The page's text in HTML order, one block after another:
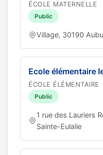
ÉCOLE MATERNELLE
Public
Village, 30190
Ecole élémentaire
ÉCOLE ÉLÉMENTAIRE
Public
1 rue des Lauriers
Sainte-Eulalie